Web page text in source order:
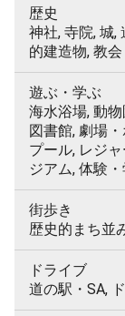
歴史
神社, 寺院, 城,
的建造物, 教会
遊ぶ・学ぶ
海水浴場, 動
図書館, 劇場
プール, レジ
ジアム, 体験
街歩き
歴史的まち並
ドライブ
道の駅・SA,